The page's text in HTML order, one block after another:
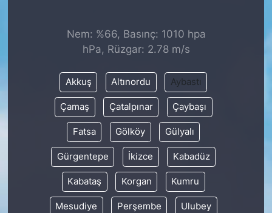
Nem: %66, Basınç: 1010 hpa
hPa, Rüzgar: 2.78 m/s
Akkuş Altınordu Aybastı
Çamaş Çatalpınar Çaybaşı
Fatsa Gölköy Gülyalı
Gürgentepe İkizce Kabadüz
Kabataş Korgan Kumru
Mesudiye Perşembe Ulubey